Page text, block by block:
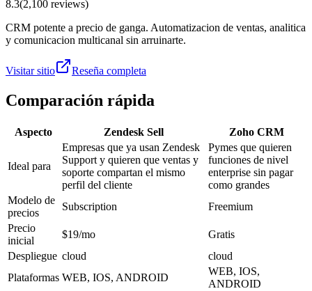
8.3(2,100 reviews)
CRM potente a precio de ganga. Automatizacion de ventas, analitica
y comunicacion multicanal sin arruinarte.
Visitar sitio Reseña completa
Comparación rápida
Aspecto Zendesk Sell Zoho CRM
Ideal para
Empresas que ya usan Zendesk
Support y quieren que ventas y
soporte compartan el mismo
perfil del cliente
Pymes que quieren
funciones de nivel
enterprise sin pagar
como grandes
Modelo de
precios
Subscription
Freemium
Precio
inicial
$19/mo
Gratis
Despliegue cloud
cloud
Plataformas WEB, IOS, ANDROID
WEB, IOS,
ANDROID